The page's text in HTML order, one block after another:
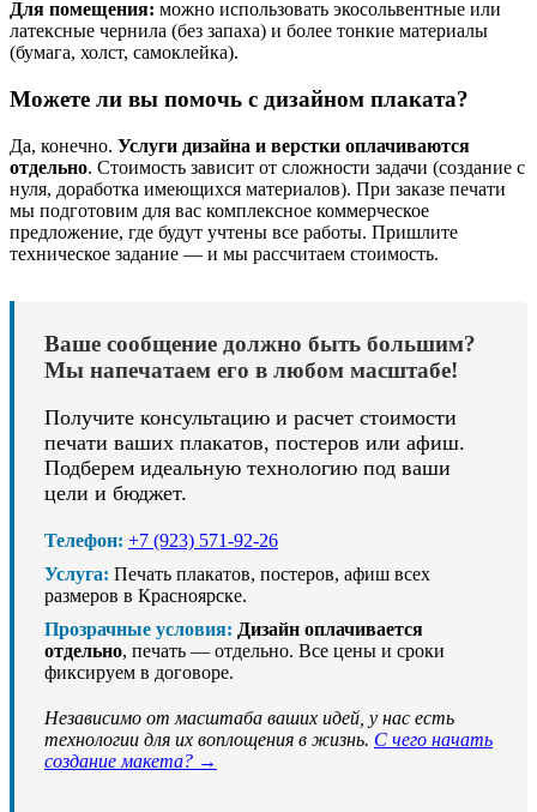
Для помещения: можно использовать экосольвентные или
латексные чернила (без запаха) и более тонкие материалы
(бумага, холст, самоклейка).
Можете ли вы помочь с дизайном плаката?
Да, конечно. Услуги дизайна и верстки оплачиваются
отдельно. Стоимость зависит от сложности задачи (создание с
нуля, доработка имеющихся материалов). При заказе печати
мы подготовим для вас комплексное коммерческое
предложение, где будут учтены все работы. Пришлите
техническое задание — и мы рассчитаем стоимость.
Ваше сообщение должно быть большим?
Мы напечатаем его в любом масштабе!
Получите консультацию и расчет стоимости
печати ваших плакатов, постеров или афиш.
Подберем идеальную технологию под ваши
цели и бюджет.
Телефон: +7 (923) 571-92-26
Услуга: Печать плакатов, постеров, афиш всех
размеров в Красноярске.
Прозрачные условия: Дизайн оплачивается
отдельно, печать — отдельно. Все цены и сроки
фиксируем в договоре.
Независимо от масштаба ваших идей, у нас есть
технологии для их воплощения в жизнь. С чего начать
создание макета? →